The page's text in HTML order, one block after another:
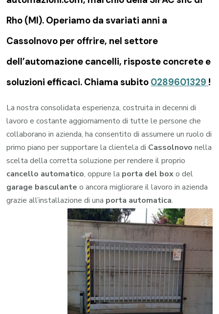
Rho (MI). Operiamo da svariati anni a
Cassolnovo per offrire, nel settore
dell’automazione cancelli, risposte concrete e
soluzioni efficaci. Chiama subito 0289601329 !
La nostra consolidata esperienza, costruita in decenni di
lavoro e costante aggiornamento di tutte le persone che
collaborano in azienda, ha consentito di assumere un ruolo di
primo piano per supportare la clientela di Cassolnovo nella
scelta della corretta soluzione per rendere il proprio
cancello automatico, oppure la porta del boxo del
garage basculante o ancora migliorare il lavoro in azienda
grazie all’installazione di una porta automatica.